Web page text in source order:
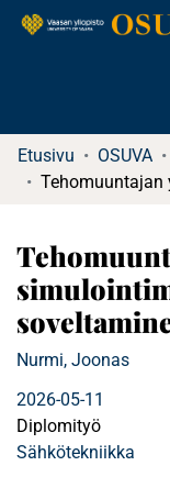
Etusivu OSUVA
Nurmi, Joonas
2026-05-11
Diplomityö
Sähkötekniikka